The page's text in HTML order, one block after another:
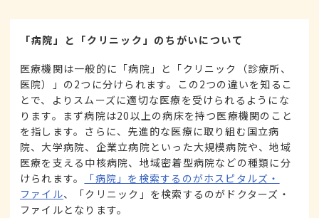
「病院」と「クリニック」のちがいについて
医療機関は一般的に「病院」と「クリニック（診療所、
医院）」の2つに分けられます。この2つの違いを知るこ
とで、よりスムーズに適切な医療を受けられるようにな
ります。まず病院は20以上の病床を持つ医療機関のこと
を指します。さらに、先進的な医療に取り組む国立病
院、大学病院、企業立病院といった大規模病院や、地域
医療を支える中核病院、地域密着型病院などの種類に分
けられます。
「病院」を検索するのがホスピタルズ・
ファイル、「クリニック」を検索するのがドクターズ・
ファイルとなります。